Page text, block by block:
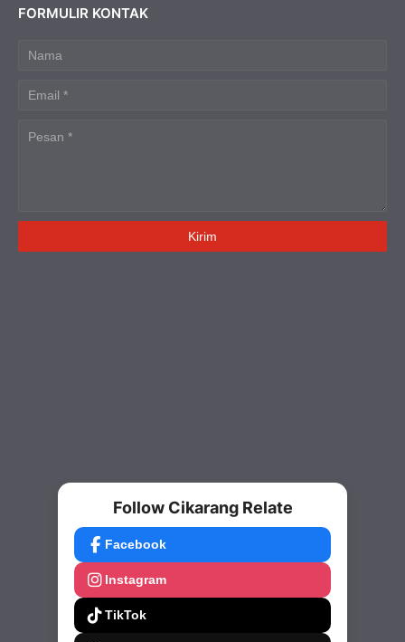
FORMULIR KONTAK
Follow Cikarang Relate
Facebook
Instagram
TikTok